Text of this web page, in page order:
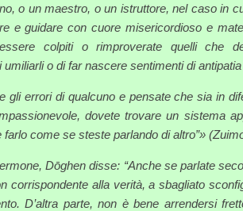
o un maestro, o un istruttore, nel caso in
e guidare con cuo­re misericordioso e
colpiti o rimproverate quelli che
umiliarli o di far nascere sentimenti di
gli errori di qualcuno e pensate che sia in
dovete trovare un sistema
farlo come se steste parlando di altro”»
Dōghen disse: “Anche se parlate
corrispondente alla verità, a sbagliato
D’altra parte, non è bene arrendersi